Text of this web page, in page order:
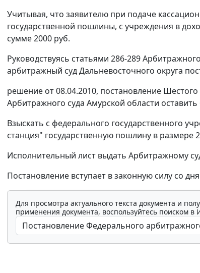
Учитывая, что заявителю при подаче
государственной пошлины, с учреждения в
сумме 2000 руб.
Руководствуясь статьями 286-289
арбитражный суд Дальневосточного округа
решение от 08.04.2010, постановление
Арбитражного суда Амурской области
Взыскать с федерального государственного
станция" государственную пошлину в размере
Исполнительный лист выдать Арбитражному
Постановление вступает в законную силу со
Для просмотра актуального текста документа и
применения документа, воспользуйтесь поиском